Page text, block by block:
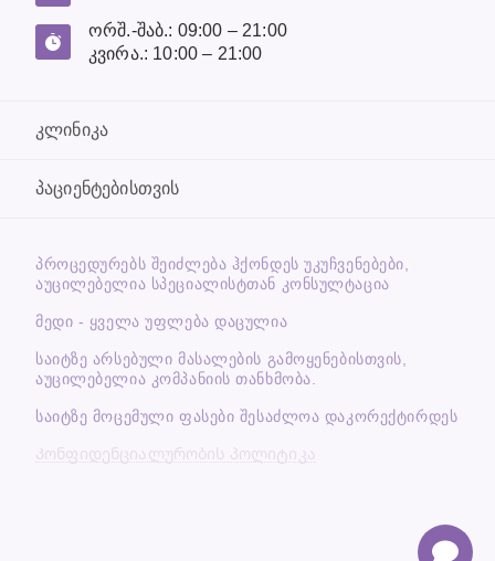
ორშ.-შაბ.: 09:00 – 21:00
კვირა.: 10:00 – 21:00
კლინიკა
პაციენტებისთვის
ᲞᲠᲝᲪᲔᲓᲣᲠᲔᲑᲡ ᲨᲔᲘᲫᲚᲔᲑᲐ ᲰᲥᲝᲜᲓᲔᲡ ᲣᲙᲣᲩᲕᲔᲜᲔᲑᲔᲑᲘ,
ᲐᲣᲪᲘᲚᲔᲑᲔᲚᲘᲐ ᲡᲞᲔᲪᲘᲐᲚᲘᲡᲢᲗᲐᲜ ᲙᲝᲜᲡᲣᲚᲢᲐᲪᲘᲐ
მედი - ყველა უფლება დაცულია
საიტზე არსებული მასალების გამოყენებისთვის,
აუცილებელია კომპანიის თანხმობა.
საიტზე მოცემული ფასები შესაძლოა დაკორექტირდეს
Კონფიდენციალურობის პოლიტიკა